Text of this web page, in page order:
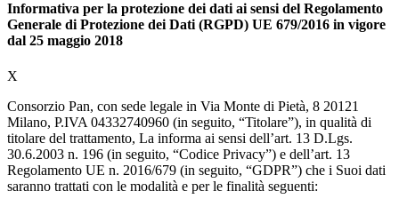
Informativa per la protezione dei dati ai sensi del Regolamento
Generale di Protezione dei Dati (RGPD) UE 679/2016 in vigore
dal 25 maggio 2018
X
Consorzio Pan, con sede legale in Via Monte di Pietà, 8 20121
Milano, P.IVA 04332740960 (in seguito, “Titolare”), in qualità di
titolare del trattamento, La informa ai sensi dell’art. 13 D.Lgs.
30.6.2003 n. 196 (in seguito, “Codice Privacy”) e dell’art. 13
Regolamento UE n. 2016/679 (in seguito, “GDPR”) che i Suoi dati
saranno trattati con le modalità e per le finalità seguenti: